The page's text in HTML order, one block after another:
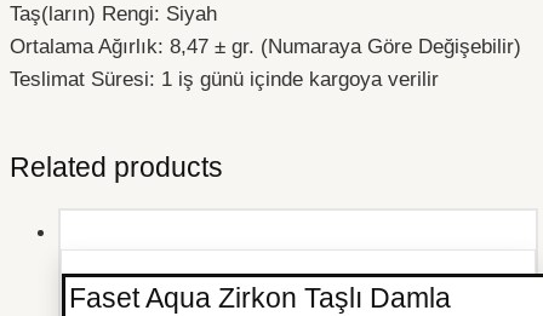
Taş(ların) Rengi: Siyah
Ortalama Ağırlık: 8,47 ± gr. (Numaraya Göre Değişebilir)
Teslimat Süresi: 1 iş günü içinde kargoya verilir
Related products
Faset Aqua Zirkon Taşlı Damla